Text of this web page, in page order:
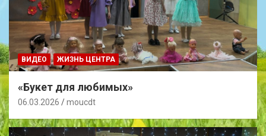
ВИДЕО ЖИЗНЬ ЦЕНТРА
«Букет для любимых»
06.03.2026 moucdt